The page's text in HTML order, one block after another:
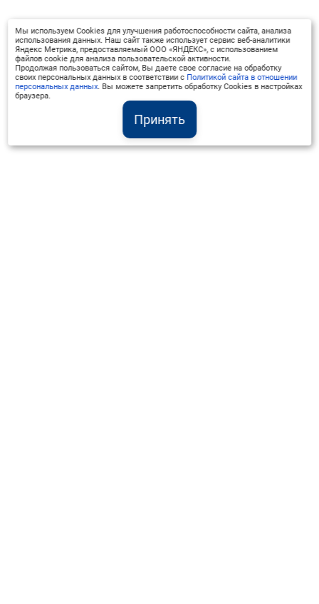
Принять
Мы используем Cookies для улучшения работоспособности сайта, анализа
использования данных. Наш сайт также использует сервис веб-аналитики
Яндекс Метрика, предоставляемый ООО «ЯНДЕКС», с использованием
файлов cookie для анализа пользовательской активности.
Продолжая пользоваться сайтом, Вы даете свое согласие на обработку
своих персональных данных в соответствии с Политикой сайта в отношении
персональных данных. Вы можете запретить обработку Cookies в настройках
браузера.